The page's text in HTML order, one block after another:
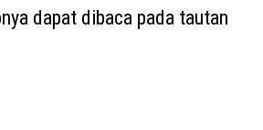
dapat dibaca pada tautan